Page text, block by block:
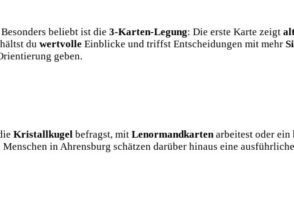
Besonders beliebt ist die 3-Karten-Legung: Die erste Karte zeigt
du wertvolle Einblicke und triffst Entscheidungen mit mehr
geben.
Kristallkugel befragst, mit Lenormandkartenarbeitest oder ein
in Ahrensburg schätzen darüber hinaus eine